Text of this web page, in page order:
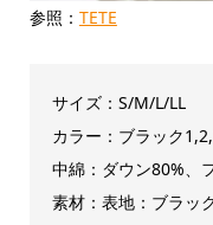
参照： TETE
サイズ：S/M/L/LL
カラー：ブラック
中綿：ダウン80%、
素材：表地：ブラッ